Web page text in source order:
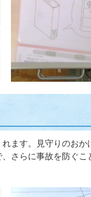
ます。見守りのおか
さらに事故を防ぐこ